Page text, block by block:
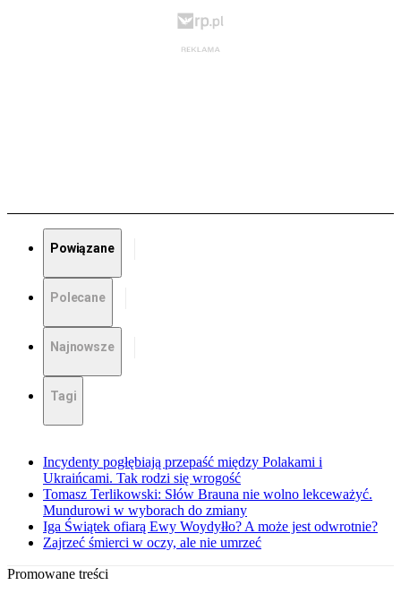
Powiązane
Polecane
Najnowsze
Tagi
Incydenty pogłębiają przepaść między Polakami i
Ukraińcami. Tak rodzi się wrogość
Tomasz Terlikowski: Słów Brauna nie wolno lekceważyć.
Mundurowi w wyborach do zmiany
Iga Świątek ofiarą Ewy Woydyłło? A może jest odwrotnie?
Zajrzeć śmierci w oczy, ale nie umrzeć
Promowane treści